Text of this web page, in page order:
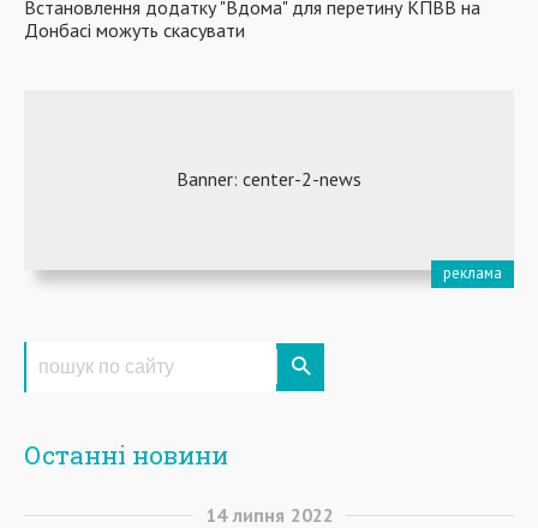
Встановлення додатку "Вдома" для перетину КПВВ на
Донбасі можуть скасувати
Останні новини
14 липня 2022